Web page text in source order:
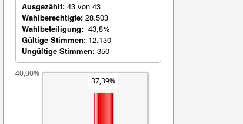
Ausgezählt: 43 von 43
Wahlberechtigte: 28.503
Wahlbeteiligung: 43,8%
Gültige Stimmen: 12.130
Ungültige Stimmen: 350
40,00%
37,39%